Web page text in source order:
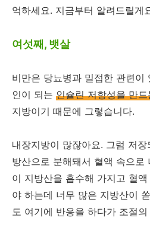
억하세요. 지금부터 알려드릴게
여섯째, 뱃살
비만은 당뇨병과 밀접한 관련이
인이 되는 인슐린 저항성을 만
지방이기 때문에 그렇습니다.
내장지방이 많잖아요. 그럼 저
방산으로 분해돼서 혈액 속으로
이 지방산을 흡수해 가지고 혈
야 하는데 너무 많은 지방산이
도 여기에 반응을 하다가 조절